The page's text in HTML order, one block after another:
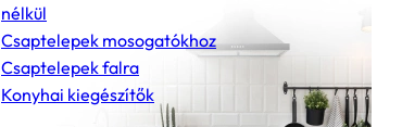
nélkül
Csaptelepek mosogatókhoz
Csaptelepek falra
Konyhai kiegészítők